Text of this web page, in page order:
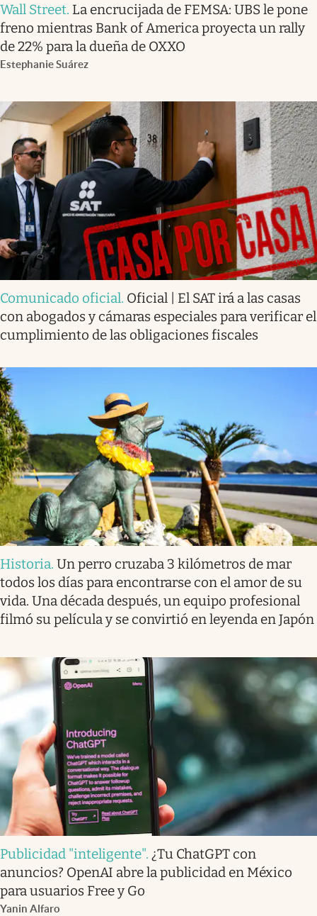
Wall Street. La encrucijada de FEMSA: UBS le pone
freno mientras Bank of America proyecta un rally
de 22% para la dueña de OXXO
Estephanie Suárez
Comunicado oficial. Oficial | El SAT irá a las casas
con abogados y cámaras especiales para verificar el
cumplimiento de las obligaciones fiscales
Historia. Un perro cruzaba 3 kilómetros de mar
todos los días para encontrarse con el amor de su
vida. Una década después, un equipo profesional
filmó su película y se convirtió en leyenda en Japón
Publicidad "inteligente". ¿Tu ChatGPT con
anuncios? OpenAI abre la publicidad en México
para usuarios Free y Go
Yanin Alfaro